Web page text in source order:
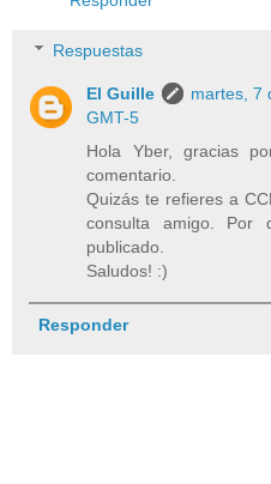
Respuestas
El Guille
martes, 7
GMT-5
Hola Yber, gracias
comentario.
Quizás te refieres a
consulta amigo. Por
publicado.
Saludos! :)
Responder